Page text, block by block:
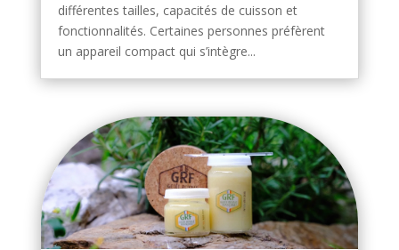
différentes tailles, capacités de cuisson et
fonctionnalités. Certaines personnes préfèrent
un appareil compact qui s’intègre...